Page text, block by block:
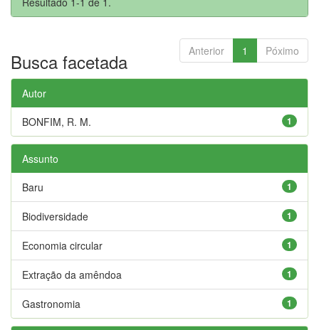
Anterior 1 Póximo
Busca facetada
Autor
1
BONFIM, R. M.
Assunto
1
Baru
1
Biodiversidade
1
Economia circular
1
Extração da amêndoa
1
Gastronomia